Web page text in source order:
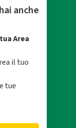
anche
Area
il tuo
tue